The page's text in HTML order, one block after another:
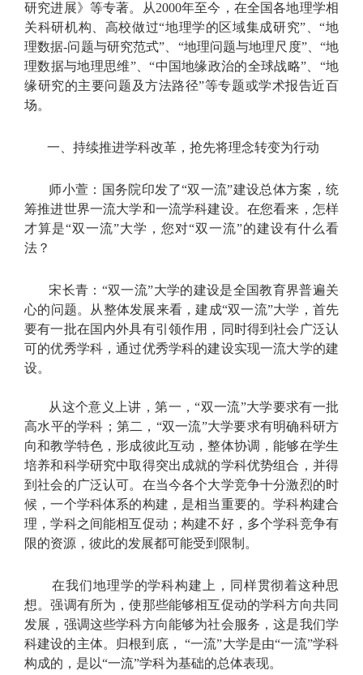
研究进展》等专著。从2000年至今，在全国各地理学相
关科研机构、高校做过“地理学的区域集成研究”、“地
理数据-问题与研究范式”、“地理问题与地理尺度”、“地
理数据与地理思维”、“中国地缘政治的全球战略”、“地
缘研究的主要问题及方法路径”等专题或学术报告近百
场。
一、持续推进学科改革，抢先将理念转变为行动
师小萱：国务院印发了“双一流”建设总体方案，统
筹推进世界一流大学和一流学科建设。在您看来，怎样
才算是“双一流”大学，您对“双一流”的建设有什么看
法？
宋长青：“双一流”大学的建设是全国教育界普遍关
心的问题。从整体发展来看，建成“双一流”大学，首先
要有一批在国内外具有引领作用，同时得到社会广泛认
可的优秀学科，通过优秀学科的建设实现一流大学的建
设。
从这个意义上讲，第一，“双一流”大学要求有一批
高水平的学科；第二，“双一流”大学要求有明确科研方
向和教学特色，形成彼此互动，整体协调，能够在学生
培养和科学研究中取得突出成就的学科优势组合，并得
到社会的广泛认可。在当今各个大学竞争十分激烈的时
候，一个学科体系的构建，是相当重要的。学科构建合
理，学科之间能相互促动；构建不好，多个学科竞争有
限的资源，彼此的发展都可能受到限制。
在我们地理学的学科构建上，同样贯彻着这种思
想。强调有所为，使那些能够相互促动的学科方向共同
发展，强调这些学科方向能够为社会服务，这是我们学
科建设的主体。归根到底， “一流”大学是由“一流”学科
构成的，是以“一流”学科为基础的总体表现。